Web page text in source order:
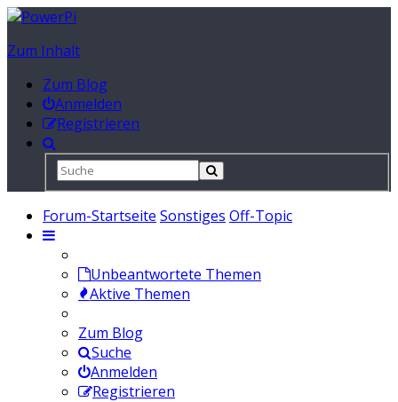
Zum Inhalt
Zum Blog
Anmelden
Registrieren
Forum-Startseite Sonstiges Off-Topic
Unbeantwortete Themen
Aktive Themen
Zum Blog
Suche
Anmelden
Registrieren